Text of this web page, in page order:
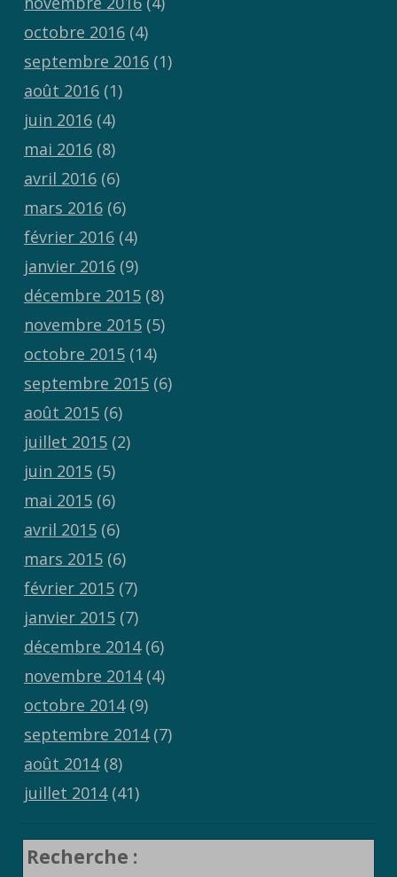
octobre 2016(4)
septembre 2016(1)
août 2016(1)
juin 2016(4)
mai 2016(8)
avril 2016(6)
mars 2016(6)
février 2016(4)
janvier 2016(9)
décembre 2015(8)
novembre 2015(5)
octobre 2015(14)
septembre 2015(6)
août 2015(6)
juillet 2015(2)
juin 2015(5)
mai 2015(6)
avril 2015(6)
mars 2015(6)
février 2015(7)
janvier 2015(7)
décembre 2014(6)
novembre 2014(4)
octobre 2014(9)
septembre 2014(7)
août 2014(8)
juillet 2014(41)
Recherche :